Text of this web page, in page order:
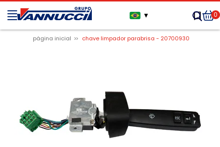
▼ 0
página inicial chave limpador parabrisa - 20700930